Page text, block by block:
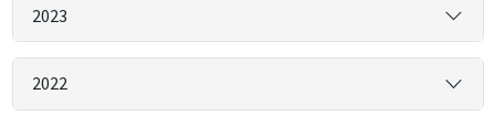
2023
2022